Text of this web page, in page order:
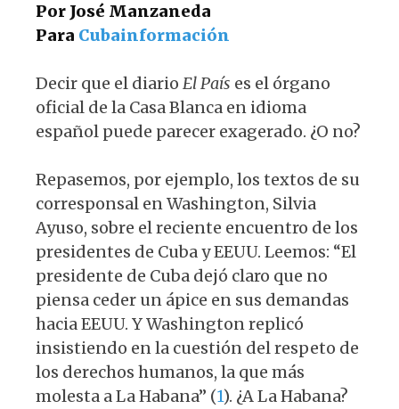
A
p
p
o
k
Por José Manzaneda
Para Cubainformación
Decir que el diario El País es el órgano
oficial de la Casa Blanca en idioma
español puede parecer exagerado. ¿O no?
Repasemos, por ejemplo, los textos de su
corresponsal en Washington, Silvia
Ayuso, sobre el reciente encuentro de los
presidentes de Cuba y EEUU. Leemos: “El
presidente de Cuba dejó claro que no
piensa ceder un ápice en sus demandas
hacia EEUU. Y Washington replicó
insistiendo en la cuestión del respeto de
los derechos humanos, la que más
molesta a La Habana” (1). ¿A La Habana?